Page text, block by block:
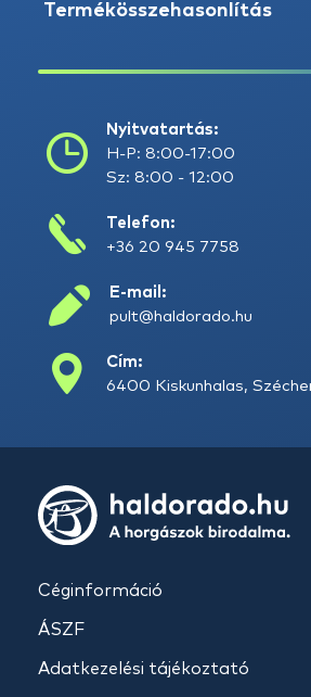
Termékösszehasonlítás
Nyitvatartás:
H-P: 8:00-17:00
Sz: 8:00 - 12:00
Telefon:
+36 20 945 7758
E-mail:
pult@haldorado.hu
Cím:
6400 Kiskunhalas,
Céginformáció
ÁSZF
Adatkezelési tájékoztató